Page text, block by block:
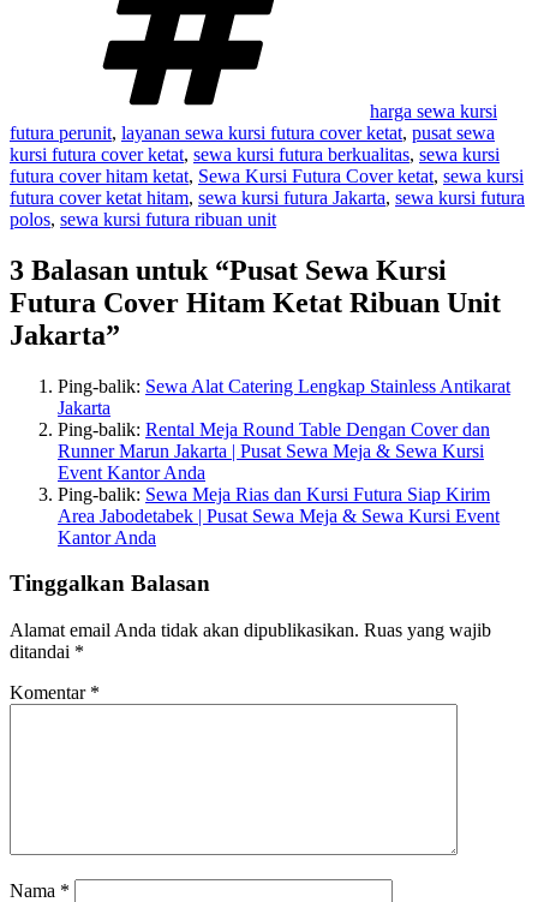
harga sewa kursi
futura perunit, layanan sewa kursi futura cover ketat, pusat sewa
kursi futura cover ketat, sewa kursi futura berkualitas, sewa kursi
futura cover hitam ketat, Sewa Kursi Futura Cover ketat, sewa kursi
futura cover ketat hitam, sewa kursi futura Jakarta, sewa kursi futura
polos, sewa kursi futura ribuan unit
3 Balasan untuk “Pusat Sewa Kursi
Futura Cover Hitam Ketat Ribuan Unit
Jakarta”
Ping-balik: Sewa Alat Catering Lengkap Stainless Antikarat
Jakarta
Ping-balik: Rental Meja Round Table Dengan Cover dan
Runner Marun Jakarta | Pusat Sewa Meja & Sewa Kursi
Event Kantor Anda
Ping-balik: Sewa Meja Rias dan Kursi Futura Siap Kirim
Area Jabodetabek | Pusat Sewa Meja & Sewa Kursi Event
Kantor Anda
Tinggalkan Balasan
Alamat email Anda tidak akan dipublikasikan. Ruas yang wajib
ditandai *
Komentar *
Nama *